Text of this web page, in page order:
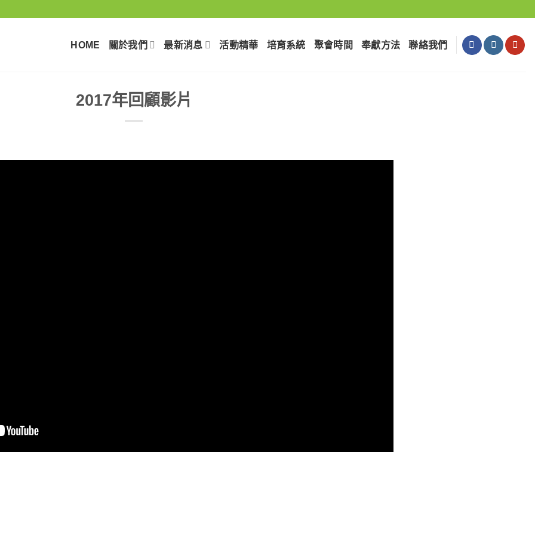
HOME 關於我們 最新消息 活動精華 培育系統 聚會時間 奉獻⽅法 聯絡我們
2017年回顧影片